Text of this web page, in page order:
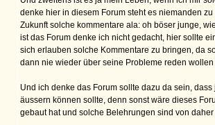
denke hier in diesem Forum steht es niemanden
Zukunft solche kommentare ala: oh böser junge,
ist das Forum denke ich nicht gedacht, hier sollte
sich erlauben solche Kommentare zu bringen, da
dann nie wieder über seine Probleme reden
Und ich denke das Forum sollte dazu da sein,
äussern können sollte, denn sonst wäre dieses
gebaut hat und solche Belehrungen sind von